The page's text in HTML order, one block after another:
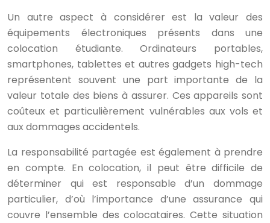
Un autre aspect à considérer est la valeur des
équipements électroniques présents dans une
colocation étudiante. Ordinateurs portables,
smartphones, tablettes et autres gadgets high-tech
représentent souvent une part importante de la
valeur totale des biens à assurer. Ces appareils sont
coûteux et particulièrement vulnérables aux vols et
aux dommages accidentels.
La responsabilité partagée est également à prendre
en compte. En colocation, il peut être difficile de
déterminer qui est responsable d’un dommage
particulier, d’où l’importance d’une assurance qui
couvre l’ensemble des colocataires. Cette situation